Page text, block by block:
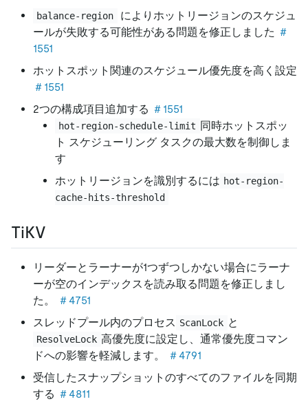
balance-region
によりホットリージョンのスケジュ
ールが失敗する可能性がある問題を修正しました ＃
1551
ホットスポット関連のスケジュール優先度を高く設定
＃1551
2つの構成項目追加する ＃1551
hot-region-schedule-limit 同時ホットスポッ
ト スケジューリング タスクの最大数を制御しま
す
ホットリージョンを識別するには hot-region-
cache-hits-threshold
TiKV
リーダーとラーナーが1つずつしかない場合にラーナ
ーが空のインデックスを読み取る問題を修正しまし
た。
＃4751
スレッドプール内のプロセス ScanLock と
ResolveLock 高優先度に設定し、通常優先度コマン
ドへの影響を軽減します。
＃4791
受信したスナップショットのすべてのファイルを同期
する ＃4811